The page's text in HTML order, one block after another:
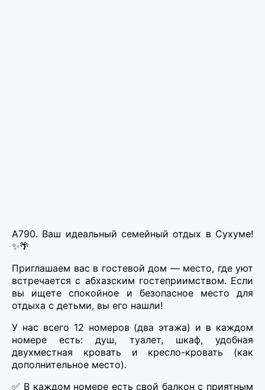
А790. Ваш идеальный семейный отдых в Сухуме!
✨🌴
Приглашаем вас в гостевой дом — место, где уют
встречается с абхазским гостеприимством. Если
вы ищете спокойное и безопасное место для
отдыха с детьми, вы его нашли!
У нас всего 12 номеров (два этажа) и в каждом
номере есть: душ, туалет, шкаф, удобная
двухместная кровать и кресло-кровать (как
дополнительное место).
✅ В каждом номере есть свой балкон с приятным